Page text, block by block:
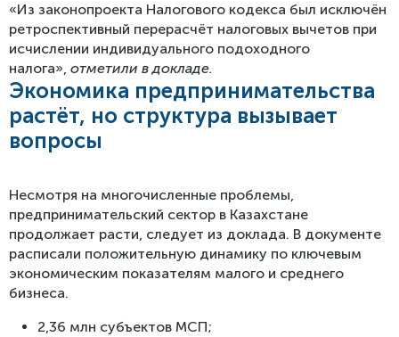
«Из законопроекта Налогового кодекса был исключён
ретроспективный перерасчёт налоговых вычетов при
исчислении индивидуального подоходного
налога», отметили в докладе.
Экономика предпринимательства
растёт, но структура вызывает
вопросы
Несмотря на многочисленные проблемы,
предпринимательский сектор в Казахстане
продолжает расти, следует из доклада. В документе
расписали положительную динамику по ключевым
экономическим показателям малого и среднего
бизнеса.
2,36 млн субъектов МСП;